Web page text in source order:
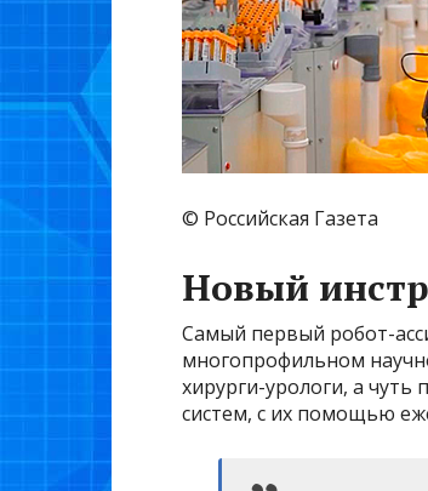
© Российская Газета
Новый
Самый первый робот-
многопрофильном
хирурги-урологи, а
систем, с их помощью